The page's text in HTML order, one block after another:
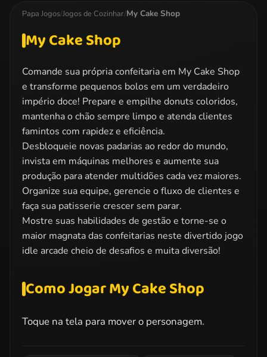
Papa Jogos/Jogos de Cozinhar/My Cake Shop
My Cake Shop
Comande sua própria confeitaria em My Cake Shop
e transforme pequenos bolos em um verdadeiro
império doce! Prepare e empilhe donuts coloridos,
mantenha o chão sempre limpo e atenda clientes
famintos com rapidez e eficiência.
Desbloqueie novas padarias ao redor do mundo,
invista em máquinas melhores e aumente sua
produção para atender multidões cada vez maiores.
Organize sua equipe, gerencie o fluxo de clientes e
faça sua patisserie crescer sem parar.
Mostre suas habilidades de gestão e torne-se o
maior magnata das confeitarias neste divertido jogo
idle arcade cheio de desafios e muita diversão!
Como Jogar My Cake Shop
Toque na tela para mover o personagem.